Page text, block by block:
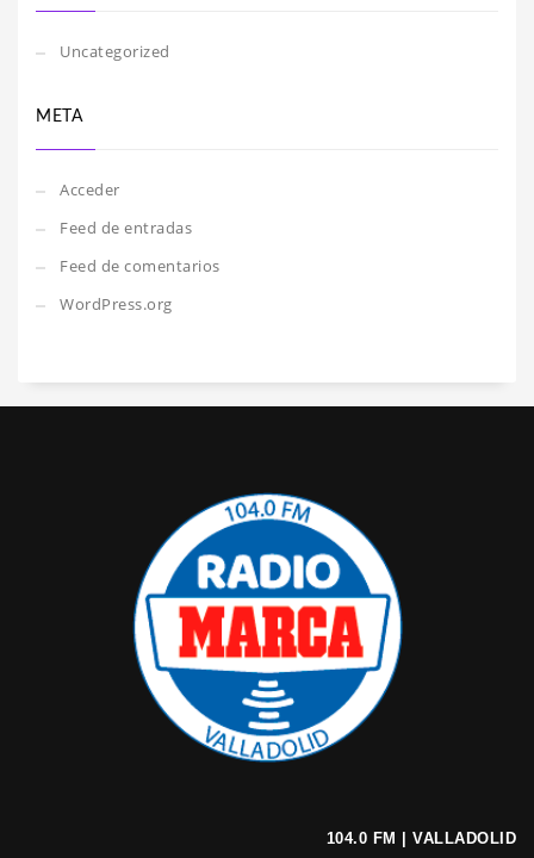
Uncategorized
META
Acceder
Feed de entradas
Feed de comentarios
WordPress.org
104.0 FM | VALLADOLID